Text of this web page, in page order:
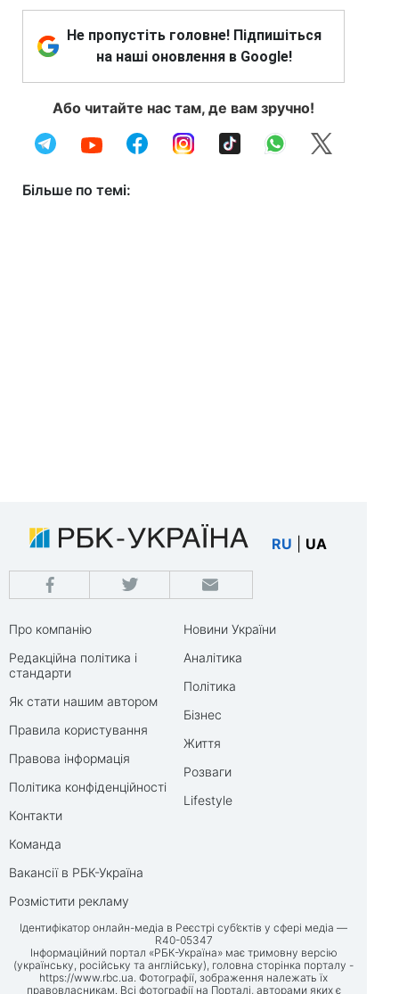
Не пропустіть головне! Підпишіться
на наші оновлення в Google!
Або читайте нас там, де вам зручно!
Більше по темі:
RU UA
Про компанію
Редакційна політика і
стандарти
Як стати нашим автором
Правила користування
Правова інформація
Політика конфіденційності
Контакти
Команда
Вакансії в РБК-Україна
Розмістити рекламу
Новини України
Аналітика
Політика
Бізнес
Життя
Розваги
Lifestyle
Ідентифікатор онлайн-медіа в Реєстрі суб’єктів у сфері медіа —
R40-05347
Інформаційний портал «РБК-Україна» має тримовну версію
(українську, російську та англійську), головна сторінка порталу -
https://www.rbc.ua. Фотографії, зображення належать їх
правовласникам. Всі фотографії на Порталі, авторами яких є